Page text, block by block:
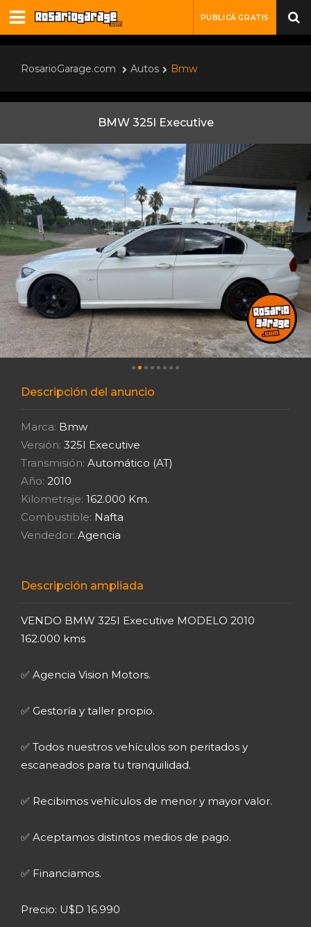
PUBLICÁ GRATIS
RosarioGarage.com Autos Bmw
BMW 325I Executive
Descripción del anuncio
Marca: Bmw
Versión: 325I Executive
Transmisión: Automático (AT)
Año: 2010
Kilometraje: 162.000 Km.
Combustible: Nafta
Vendedor: Agencia
Descripción ampliada
VENDO BMW 325I Executive MODELO 2010
162.000 kms
✅ Agencia Vision Motors.
✅ Gestoría y taller propio.
✅ Todos nuestros vehículos son peritados y
escaneados para tu tranquilidad.
✅ Recibimos vehículos de menor y mayor valor.
✅ Aceptamos distintos medios de pago.
✅ Financiamos.
Precio: U$D 16.990